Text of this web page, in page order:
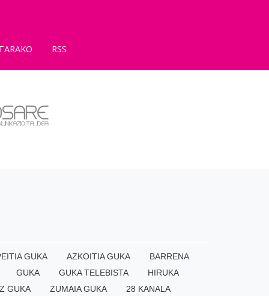
RSS
GUKA AZKOITIA GUKA
BARRENA
GUKA
GUKA TELEBISTA
HIRUKA
GUKA
ZUMAIA GUKA 28 KANALA